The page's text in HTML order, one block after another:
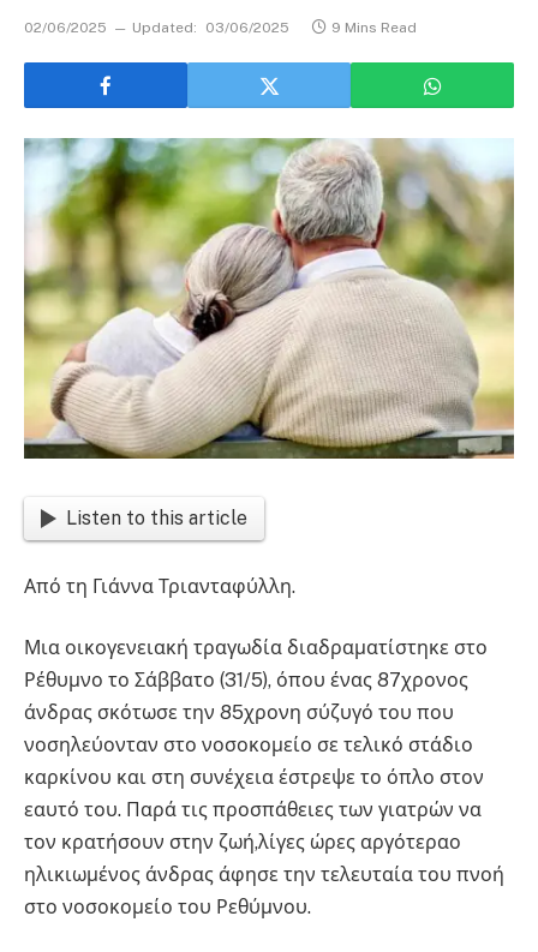
02/06/2025 Updated: 03/06/2025 9 Mins Read
Listen to this article
Από τη Γιάννα Τριανταφύλλη.
Μια οικογενειακή τραγωδία διαδραματίστηκε στο
Ρέθυμνο το Σάββατο (31/5), όπου ένας 87χρονος
άνδρας σκότωσε την 85χρονη σύζυγό του που
νοσηλεύονταν στο νοσοκομείο σε τελικό στάδιο
καρκίνου και στη συνέχεια έστρεψε το όπλο στον
εαυτό του. Παρά τις προσπάθειες των γιατρών να
τον κρατήσουν στην ζωή,λίγες ώρες αργότεραο
ηλικιωμένος άνδρας άφησε την τελευταία του πνοή
στο νοσοκομείο του Ρεθύμνου.